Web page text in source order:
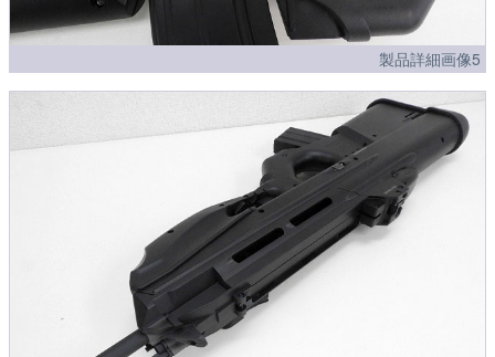
製品詳細画像5